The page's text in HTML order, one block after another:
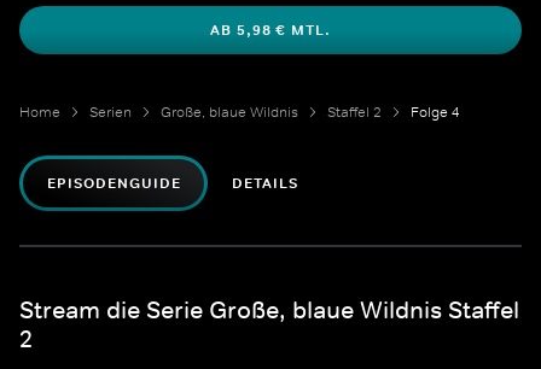
AB 5,98 € MTL.
Home Serien Große, blaue Wildnis Staffel 2 Folge 4
EPISODENGUIDE DETAILS
Stream die Serie Große, blaue Wildnis Staffel
2